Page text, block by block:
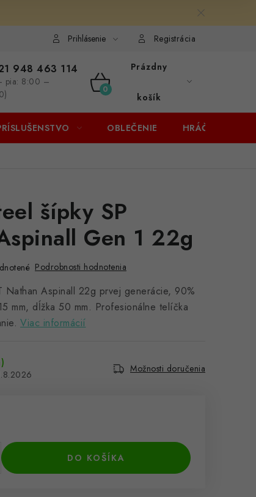
Prihlásenie Registrácia
948 463 114
pia: 8:00 –
NÁKUPNÝ
KOŠÍK
Prázdny
košík
OBLEČENIE HRÁČI
šípky SP
Gen 1 22g
Podrobnosti hodnotenia
Nathan Aspinall 22g prvej generácie, 90%
mm, dĺžka 50 mm. Profesionálne telíčka
Viac informácií
Možnosti doručenia
DO KOŠÍKA